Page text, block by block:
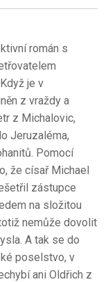
román s
je v
z vraždy a
z Michalovic,
Jeruzaléma,
Pomocí
že císař Michael
zástupce
na složitou
nemůže dovolit
A tak se do
poselstvo, v
ani Oldřich z